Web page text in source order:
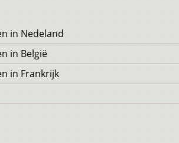
in Nedeland
in België
in Frankrijk